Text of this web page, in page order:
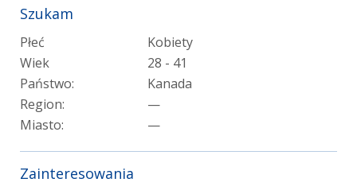
Szukam
Płeć
Kobiety
Wiek
28 - 41
Państwo:
Kanada
Region:
—
Miasto:
—
Zainteresowania